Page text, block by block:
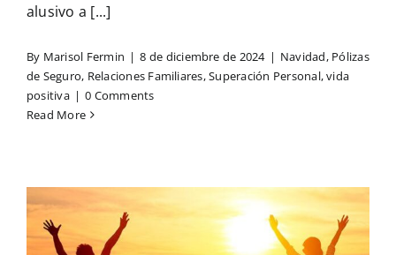
alusivo a [...]
By Marisol Fermin | 8 de diciembre de 2024 | Navidad, Pólizas
de Seguro, Relaciones Familiares,Superación Personal,vida
positiva | 0 Comments
Read More